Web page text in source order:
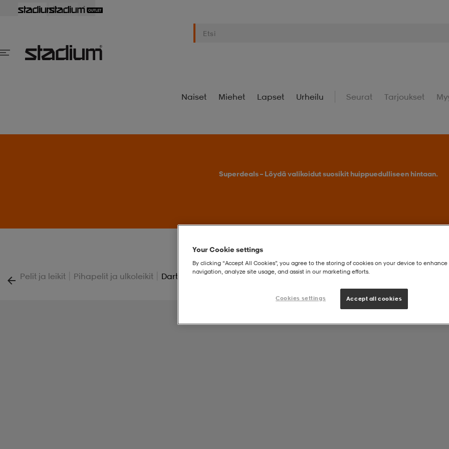
Naiset Miehet Lapset Urheilu Seurat Tarjoukset
Superdeals – Löydä valikoidut suosikit huippuedulliseen hintaan.
Pelit ja leikit | Pihapelit ja ulkoleikit | Dart Tips Soft Tip Keypoint 1/4 Bsf Black (1000pcs)
Your Cookie settings
By clicking “Accept All Cookies”, you agree to the storing of cookies on your device to enhance
navigation, analyze site usage, and assist in our marketing efforts.
Cookies settings Accept all cookies